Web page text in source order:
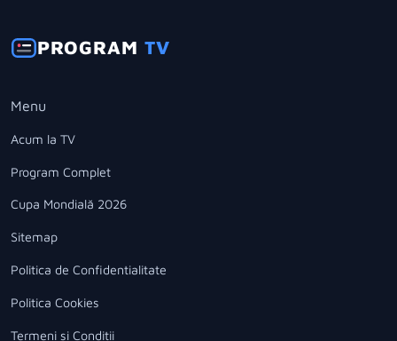
PROGRAMTV
Menu
Acum la TV
Program Complet
Cupa Mondială 2026
Sitemap
Politica de Confidentialitate
Politica Cookies
Termeni si Conditii